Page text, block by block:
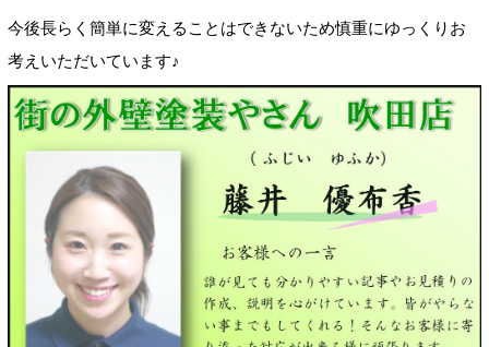
今後長らく簡単に変えることはできないため慎重にゆっくりお
考えいただいています♪